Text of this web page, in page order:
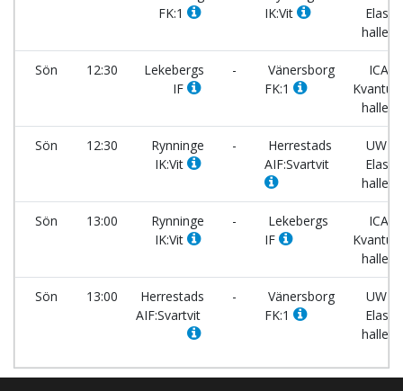
FK:1
IK:Vit
Elast
hallen
Sön 12:30
Lekebergs
IF
-
Vänersborg
FK:1
ICA
hallen
Sön 12:30
Rynninge
IK:Vit
-
Herrestads
AIF:Svartvit
UW-
Elast
hallen
Sön 13:00
Rynninge
IK:Vit
-
Lekebergs
IF
ICA
hallen
Sön 13:00
Herrestads
AIF:Svartvit
-
Vänersborg
FK:1
UW-
Elast
hallen